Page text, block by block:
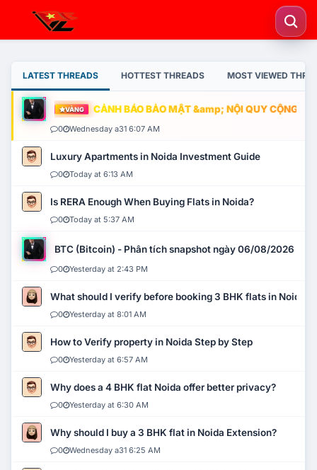
LATEST THREADS HOTTEST THREADS MOST VIEWED
VÀNG CẢNH BÁO BẢO MẬT &amp; NỘI QUY CỘNG
0 Wednesday a31 6:07 AM
Luxury Apartments in Noida Investment Guide
0 Today at 6:13 AM
Is RERA Enough When Buying Flats in Noida?
0 Today at 5:37 AM
BTC (Bitcoin) - Phân tích snapshot ngày 06/08/2026
0 Yesterday at 2:43 PM
What should I verify before booking 3 BHK flats in Noida?
0 Yesterday at 8:01 AM
How to Verify property in Noida Step by Step
0 Yesterday at 6:57 AM
Why does a 4 BHK flat Noida offer better privacy?
0 Yesterday at 6:30 AM
Why should I buy a 3 BHK flat in Noida Extension?
0 Wednesday a31 6:25 AM